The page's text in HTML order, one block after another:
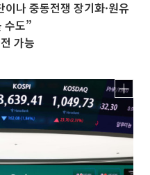
나 중동전쟁 장기화·원유
수도”
가능